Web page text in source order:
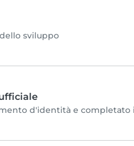
sviluppo
d'identità e completato